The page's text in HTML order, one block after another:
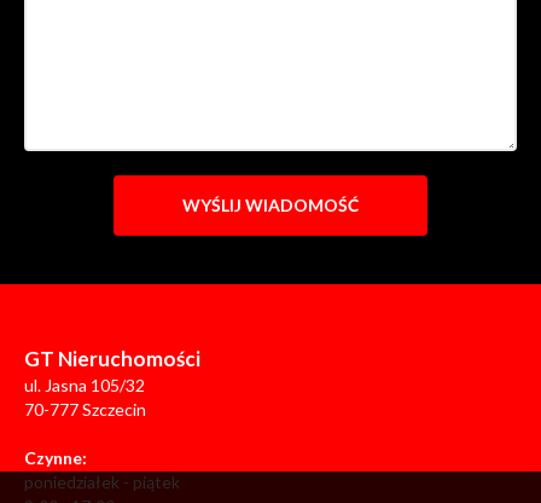
GT Nieruchomości
ul. Jasna 105/32
70-777 Szczecin
Czynne:
poniedziałek - piątek